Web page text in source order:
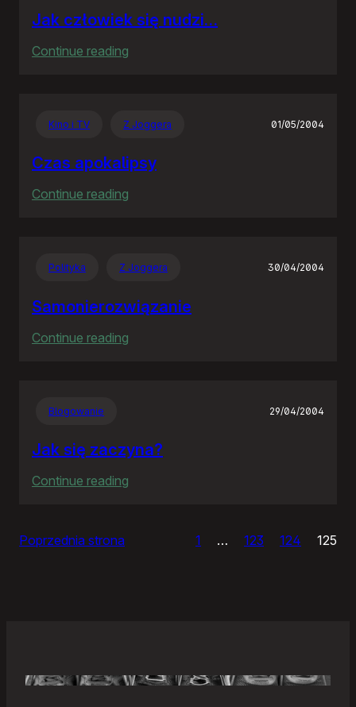
Jak człowiek się nudzi…
Continue reading
nudzi…
Kino i TV Z Joggera 01/05/2004
Czas apokalipsy
Continue reading
Polityka Z Joggera 30/04/2004
Samonierozwiązanie
Continue reading
Blogowanie 29/04/2004
Jak się zaczyna?
Continue reading
Poprzednia strona 1 … 123 124 125